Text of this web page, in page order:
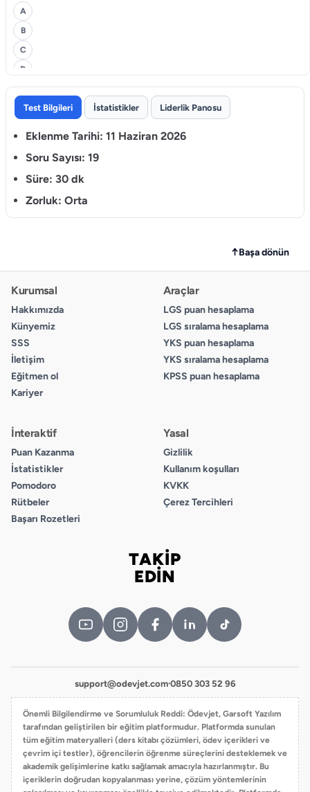
A
B
C
D
3.
4.
5.
A
B
C
A
B
C
D
7.
D
B
Test Bilgileri İstatistikler Liderlik Panosu
Eklenme Tarihi: 11 Haziran 2026
Soru Sayısı: 19
Süre: 30 dk
Zorluk: Orta
↑Başa dönün
Kurumsal
Hakkımızda
Künyemiz
SSS
İletişim
Eğitmen ol
Kariyer
Araçlar
LGS puan hesaplama
LGS sıralama hesaplama
YKS puan hesaplama
YKS sıralama hesaplama
KPSS puan hesaplama
İnteraktif
Puan Kazanma
İstatistikler
Pomodoro
Rütbeler
Başarı Rozetleri
Yasal
Gizlilik
Kullanım koşulları
KVKK
Çerez Tercihleri
TAKİP
EDİN
support@odevjet.com·0850 303 52 96
Önemli Bilgilendirme ve Sorumluluk Reddi: Ödevjet, Garsoft Yazılım
tarafından geliştirilen bir eğitim platformudur. Platformda sunulan
tüm eğitim materyalleri (ders kitabı çözümleri, ödev içerikleri ve
çevrim içi testler), öğrencilerin öğrenme süreçlerini desteklemek ve
akademik gelişimlerine katkı sağlamak amacıyla hazırlanmıştır. Bu
içeriklerin doğrudan kopyalanması yerine, çözüm yöntemlerinin